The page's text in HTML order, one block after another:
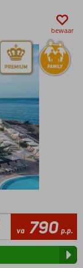
bewaar
va 790 p.p.